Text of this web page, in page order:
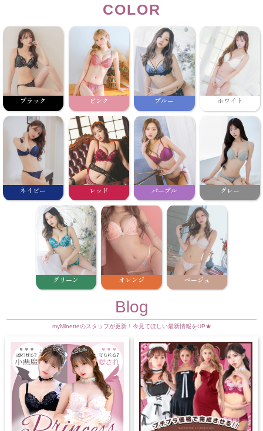
COLOR
ブラック ピンク ブルー ホワイト
ネイビー レッド パープル グレー
グリーン オレンジ ベージュ
Blog
myMinetteのスタッフが更新！今見てほしい最新情報をUP★